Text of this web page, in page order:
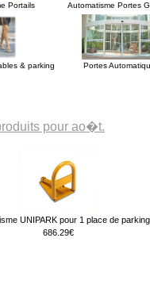
Portails Automatisme Portes
& parking Portes
pour ao�t.
UNIPARK pour 1 place de parking
686.29€